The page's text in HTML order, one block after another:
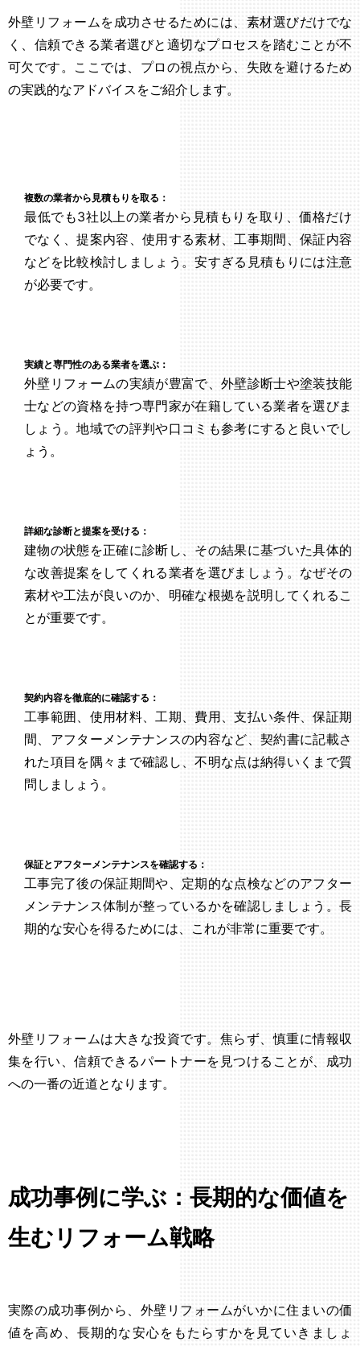
外壁リフォームを成功させるためには、素材選びだけでな
く、信頼できる業者選びと適切なプロセスを踏むことが不
可欠です。ここでは、プロの視点から、失敗を避けるため
の実践的なアドバイスをご紹介します。
複数の業者から見積もりを取る：
最低でも3社以上の業者から見積もりを取り、価格だけ
でなく、提案内容、使用する素材、工事期間、保証内容
などを比較検討しましょう。安すぎる見積もりには注意
が必要です。
実績と専門性のある業者を選ぶ：
外壁リフォームの実績が豊富で、外壁診断士や塗装技能
士などの資格を持つ専門家が在籍している業者を選びま
しょう。地域での評判や口コミも参考にすると良いでし
ょう。
詳細な診断と提案を受ける：
建物の状態を正確に診断し、その結果に基づいた具体的
な改善提案をしてくれる業者を選びましょう。なぜその
素材や工法が良いのか、明確な根拠を説明してくれるこ
とが重要です。
契約内容を徹底的に確認する：
工事範囲、使用材料、工期、費用、支払い条件、保証期
間、アフターメンテナンスの内容など、契約書に記載さ
れた項目を隅々まで確認し、不明な点は納得いくまで質
問しましょう。
保証とアフターメンテナンスを確認する：
工事完了後の保証期間や、定期的な点検などのアフター
メンテナンス体制が整っているかを確認しましょう。長
期的な安心を得るためには、これが非常に重要です。
外壁リフォームは大きな投資です。焦らず、慎重に情報収
集を行い、信頼できるパートナーを見つけることが、成功
への一番の近道となります。
成功事例に学ぶ：長期的な価値を
生むリフォーム戦略
実際の成功事例から、外壁リフォームがいかに住まいの価
値を高め、長期的な安心をもたらすかを見ていきましょ